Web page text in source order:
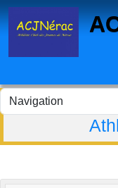
Panneau de gestion